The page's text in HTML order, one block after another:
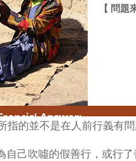
【 問
Answer:
指的並不是在人前行義有
自己吹噓的假善行，或行